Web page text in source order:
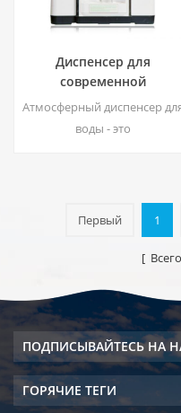
Диспенсер для
современной
деионизированной
ZL9510W
Атмосферный диспенсер
воды - это
питьевую воду
высочайшего качества за
счет сбора воды от
Первый 1
[ Всего
ПОДПИСЫВАЙТЕСЬ НА
ГОРЯЧИЕ ТЕГИ